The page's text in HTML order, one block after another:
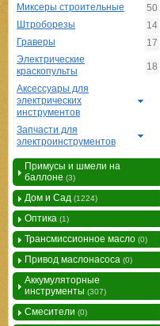
Миксеры строительные
50
Штроборезы
14
Граверы
17
Электрические
краскопульты
18
Аксессуары для
электрических
инструментов
Запчасти для
электроинструментов
Примусы и шмели на
баллоне (3)
Дом и Сад (1224)
Оптика (1)
Трансмиссионное масло (0)
Привод маслонасоса (0)
Аккумуляторные
инструменты (307)
Смесители (0)